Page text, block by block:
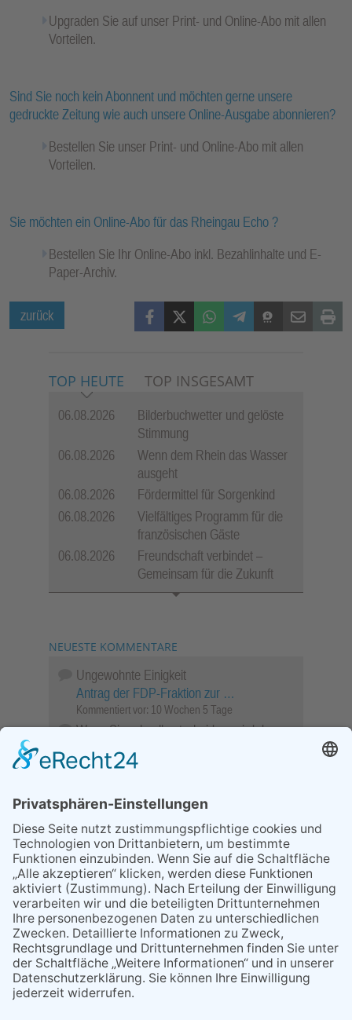
Upgraden Sie auf unser Print- und Online-Abo mit allen
Vorteilen.
Sind Sie noch kein Abonnent und möchten gerne unsere
gedruckte Zeitung wie auch unsere Online-Ausgabe abonnieren?
Bestellen Sie unser Print- und Online-Abo mit allen
Vorteilen.
Sie möchten ein Online-Abo für das Rheingau Echo ?
Bestellen Sie Ihr Online-Abo inkl. Bezahlinhalte und E-
Paper-Archiv.
zurück FacebookX (Twitter)WhatsAppTelegramThreemaMail Print
TOP HEUTE TOP INSGESAMT
06.08.2026
Bilderbuchwetter und gelöste
Stimmung
06.08.2026
Wenn dem Rhein das Wasser
ausgeht
06.08.2026
Fördermittel für Sorgenkind
06.08.2026
Vielfältiges Programm für die
französischen Gäste
06.08.2026
Freundschaft verbindet –
Gemeinsam für die Zukunft
NEUESTE KOMMENTARE
Ungewohnte Einigkeit
Antrag der FDP-Fraktion zur …
Kommentiert vor: 10 Wochen 5 Tage
Wenn Sie schnell entscheiden, wird das
Objekt …
Bahnübergang Rüdesheim
Sperrung für Wassersportler schlägt hohe
Sperrung der Stillgewässer
Kommentiert vor: 1 Jahr 50 Wochen
Literarischer Rückblick
Alte Schule
Kommentiert vor: 3 Jahre 18 Wochen
Abschaltung der Straßenbeleuchtung
Abschaltung der Strassenbeleuchtung
Kommentiert vor:3 Jahre 29 Wochen